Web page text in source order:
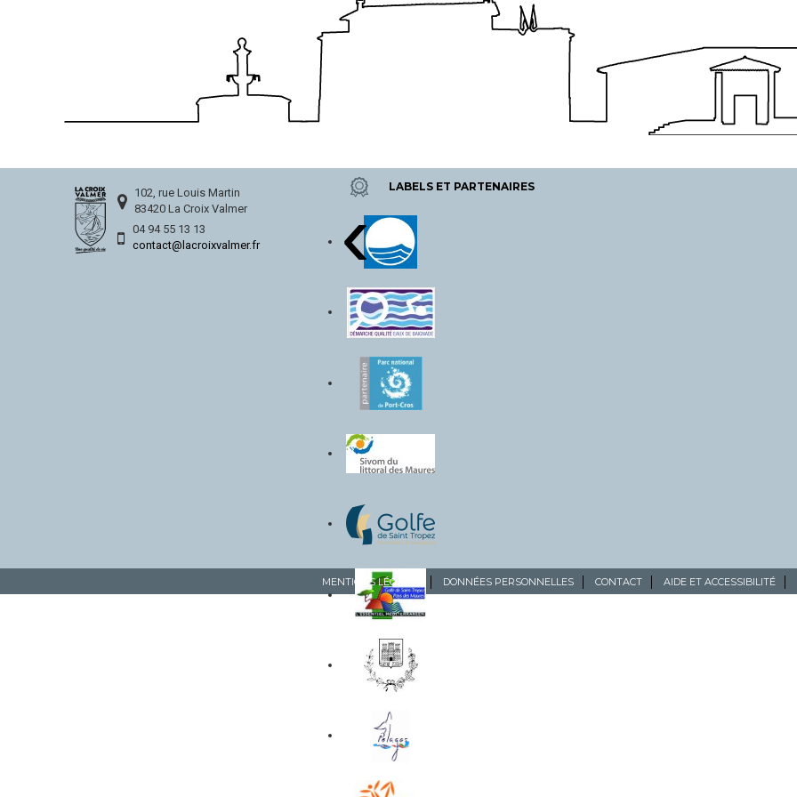
102, rue Louis Martin
83420 La Croix Valmer
04 94 55 13 13
contact@lacroixvalmer.fr
LABELS ET PARTENAIRES
‹
MENTIONS LÉGALES DONNÉES PERSONNELLES CONTACT AIDE ET ACCESSIBILITÉ